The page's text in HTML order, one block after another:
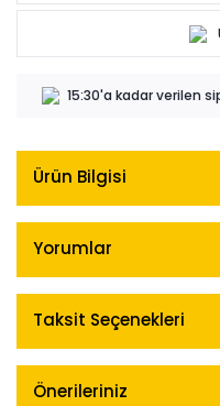
15:30'a kadar verilen
Ürün Bilgisi
Yorumlar
Taksit Seçenekleri
Önerileriniz